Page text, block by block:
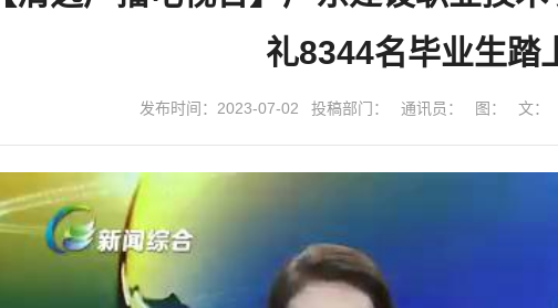
礼8344名毕业生踏
发布时间：2023-07-02 投稿部门： 通讯员： 图： 文：